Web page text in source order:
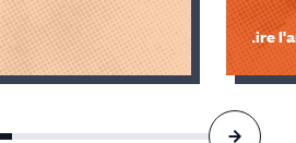
Lire